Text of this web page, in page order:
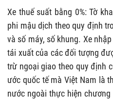
Xe thuế suất bằng 0%: Tờ
phi mậu dịch theo quy định
và số máy, số khung. Xe
tái xuất của các đối tượng
trừ ngoại giao theo quy định
ước quốc tế mà Việt Nam là
nước ngoài thực hiện